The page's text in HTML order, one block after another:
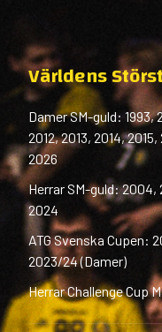
Världens
Damer SM-guld: 1993,
2012, 2013, 2014,
2026
Herrar SM-guld: 2004,
2024
ATG Svenska Cupen:
2023/24 (Damer)
Herrar Challenge Cup